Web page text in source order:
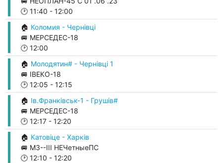
🕑 11:40 - 12:00
🏠 Коломия - Чернівці
🚐 МЕРСЕДЕС-18
🕑 12:00
🏠 Молодятин# - Чернівці 1
🚐 ІВЕКО-18
🕑 12:05 - 12:15
🏠 Ів.Франківськ-1 - Грушів#
🚐 МЕРСЕДЕС-18
🕑 12:17 - 12:20
🏠 Катовіце - Харків
🚐 М3--ІІІ НЕЧетныеПС
🕑 12:10 - 12:20